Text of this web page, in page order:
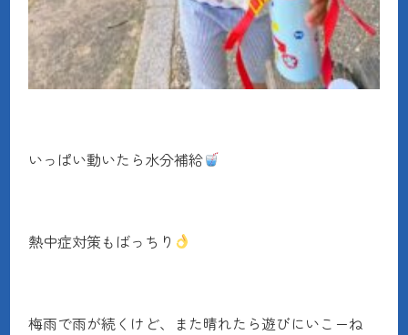
いっぱい動いたら水分補給
熱中症対策もばっちり
梅雨で雨が続くけど、また晴れたら遊びにいこーね